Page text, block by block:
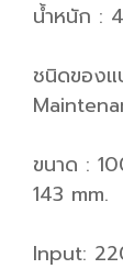
น้ำหนัก :
ชนิดของ
ขนาด :
143 mm.
Input: